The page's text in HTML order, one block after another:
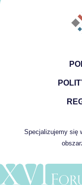
Specjalizujemy się